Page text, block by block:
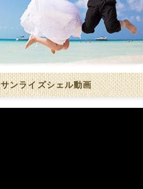
サンライズシェル動画